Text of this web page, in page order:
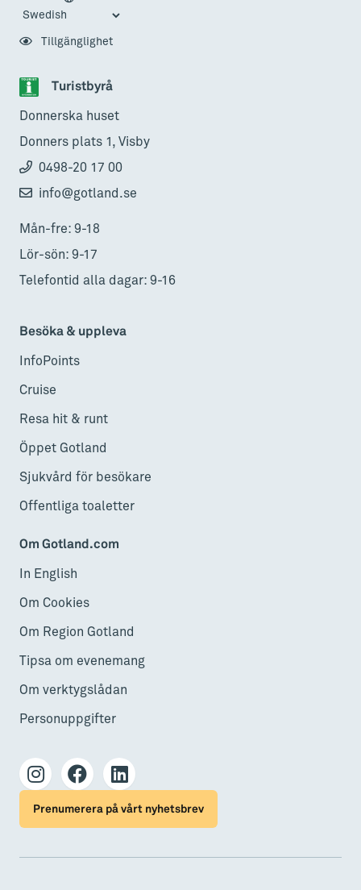
Turistbyrå
Donnerska huset
Donners plats 1, Visby
0498-20 17 00
info@gotland.se
Mån-fre: 9-18
Lör-sön: 9-17
Telefontid alla dagar: 9-16
Besöka & uppleva
InfoPoints
Cruise
Resa hit & runt
Öppet Gotland
Sjukvård för besökare
Offentliga toaletter
Om Gotland.com
In English
Om Cookies
Om Region Gotland
Tipsa om evenemang
Om verktygslådan
Personuppgifter
Tillgänglighet
Prenumerera på vårt nyhetsbrev